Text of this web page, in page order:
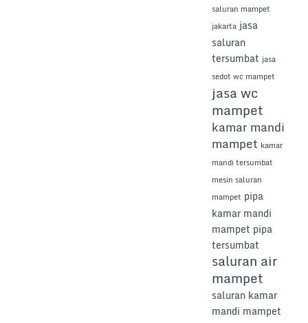
saluran mampet
jakarta jasa
saluran
tersumbat jasa
sedot wc mampet
jasa wc
mampet
kamar mandi
mampet kamar
mandi tersumbat
mesin saluran
mampet pipa
kamar mandi
mampet pipa
tersumbat
saluran air
mampet
saluran kamar
mandi mampet